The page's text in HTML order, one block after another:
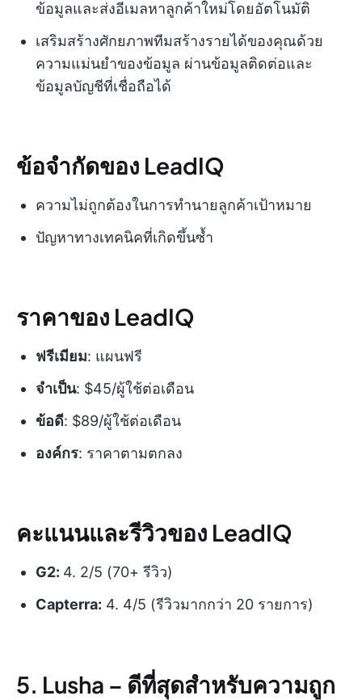
ข้อมูลและส่งอีเมลหาลูกค้าใหม่โดยอัตโนมัติ
เสริมสร้างศักยภาพทีมสร้างรายได้ของคุณด้วย
ความแม่นยำของข้อมูล ผ่านข้อมูลติดต่อและ
ข้อมูลบัญชีที่เชื่อถือได้
ข้อจำกัดของ LeadIQ
ความไม่ถูกต้องในการทำนายลูกค้าเป้าหมาย
ปัญหาทางเทคนิคที่เกิดขึ้นซ้ำ
ราคาของ LeadIQ
ฟรีเมียม: แผนฟรี
จำเป็น: $45/ผู้ใช้ต่อเดือน
ข้อดี: $89/ผู้ใช้ต่อเดือน
องค์กร: ราคาตามตกลง
คะแนนและรีวิวของ LeadIQ
G2: 4. 2/5 (70+ รีวิว)
Capterra: 4. 4/5 (รีวิวมากกว่า 20 รายการ)
5. Lusha – ดีที่สุดสำหรับความถูก